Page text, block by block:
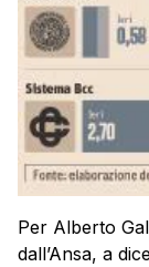
Per Alberto
dall’Ansa, a